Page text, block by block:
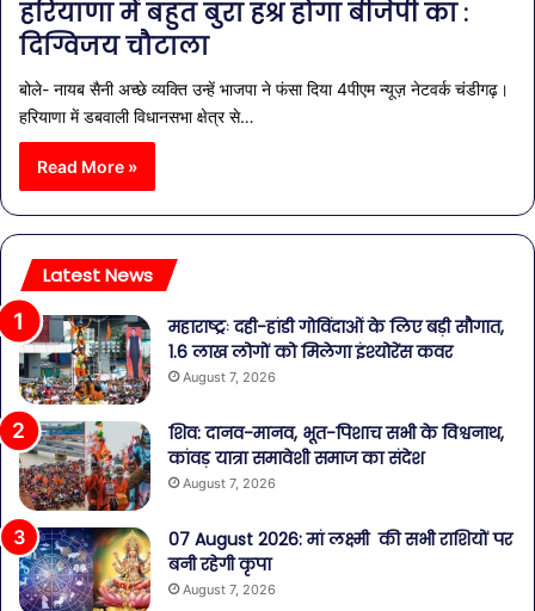
हरियाणा में बहुत बुरा हश्र होगा बीजेपी का :
दिग्विजय चौटाला
बोले- नायब सैनी अच्छे व्यक्ति उन्हें भाजपा ने फंसा दिया 4पीएम न्यूज़ नेटवर्क चंडीगढ़।
हरियाणा में डबवाली विधानसभा क्षेत्र से…
Read More »
Latest News
महाराष्ट्रः दही-हांडी गोविंदाओं के लिए बड़ी सौगात,
1.6 लाख लोगों को मिलेगा इंश्योरेंस कवर
August 7, 2026
शिव: दानव-मानव, भूत-पिशाच सभी के विश्वनाथ,
कांवड़ यात्रा समावेशी समाज का संदेश
August 7, 2026
07 August 2026: मां लक्ष्मी की सभी राशियों पर
बनी रहेगी कृपा
August 7, 2026